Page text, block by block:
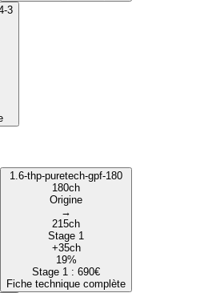
3
1.6-thp-puretech-gpf-180
180ch
Origine
→
215ch
Stage 1
+35ch
19%
Stage 1 : 690€
Fiche technique complète